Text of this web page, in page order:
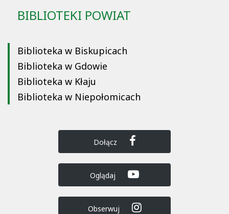
BIBLIOTEKI POWIAT
Biblioteka w Biskupicach
Biblioteka w Gdowie
Biblioteka w Kłaju
Biblioteka w Niepołomicach
Dołącz
Oglądaj
Obserwuj